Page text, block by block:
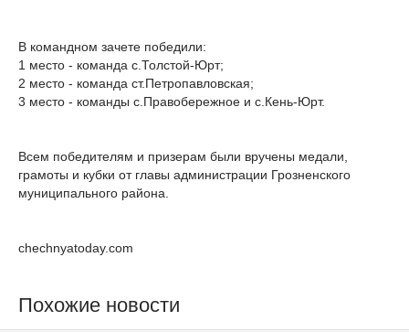
В командном зачете победили:
1 место - команда с.Толстой-Юрт;
2 место - команда ст.Петропавловская;
3 место - команды с.Правобережное и с.Кень-Юрт.
Всем победителям и призерам были вручены медали,
грамоты и кубки от главы администрации Грозненского
муниципального района.
chechnyatoday.com
Похожие новости